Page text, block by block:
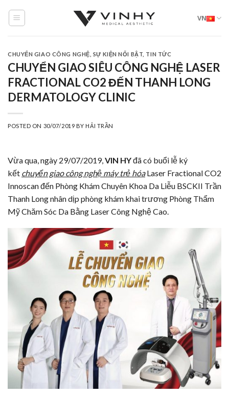
VN
CHUYỂN GIAO CÔNG NGHỆ SỰ KIỆN NỔI BẬT TIN TỨC
CHUYỂN GIAO SIÊU CÔNG NGHỆ LASER
FRACTIONAL CO2 ĐẾN THANH LONG
DERMATOLOGY CLINIC
POSTED ON 30/07/2019 BYHẢI TRẦN
Vừa qua, ngày 29/07/2019, VIN HYđã có buổi lễ ký
kết chuyển giao công nghệ máy trẻ hóaLaser Fractional CO2
Innoscan đến Phòng Khám Chuyên Khoa Da Liễu BSCKII Trần
Thanh Long nhân dịp phòng khám khai trương Phòng Thẩm
Mỹ Chăm Sóc Da Bằng Laser Công Nghệ Cao.